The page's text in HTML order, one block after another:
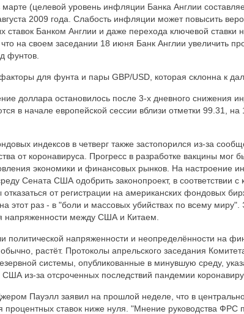
марте (целевой уровень инфляции Банка Англии
2009 года. Слабость инфляции может повысить
ставок Банком Англии и даже перехода ключевой ставки
на своем заседании 18 июня Банк Англии увеличить
фунтов.
для фунта и пары GBP/USD, которая склонна к
доллара остановилось после 3-х дневного снижения
в начале европейской сессии вблизи отметки 99.31, на
индексов в четверг также застопорился из-за
от коронавируса. Прогресс в разработке вакцины мог
экономики и финансовых рынков. На настроение
Сената США одобрить законопроект, в соответствии с
отказаться от регистрации на американских фондовых
этот раз - в "боли и массовых убийствах по всему
напряженности между США и Китаем.
политической напряженности и неопределённости на
обычно, растёт. Протоколы апрельского заседания
системы, опубликованные в минувшую среду,
США из-за отсроченных последствий пандемии
Пауэлл заявил на прошлой неделе, что в
процентных ставок ниже нуля. "Мнение руководства ФРС